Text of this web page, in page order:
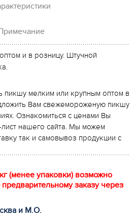
и в розницу. Штучной
пикшу мелким или крупным оптом в
Вам свежемороженую пикшу
Ознакомиться с ценами Вы
нашего сайта. Мы можем
так и самовывоз продукции с
(менее упаковки) возможно
заказу через
и М.О.